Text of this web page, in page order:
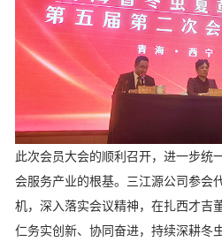
此次会员大会的顺利召开，进一步统
会服务产业的根基。三江源公司参会
机，深入落实会议精神，在扎西才吉
仁务实创新、协同奋进，持续深耕冬